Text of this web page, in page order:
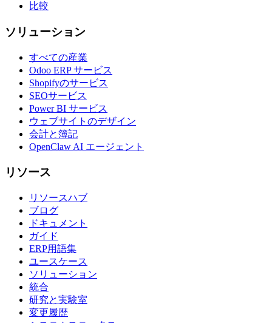
比較
ソリューション
すべての産業
Odoo ERP サービス
Shopifyのサービス
SEOサービス
Power BI サービス
ウェブサイトのデザイン
会計と簿記
OpenClaw AI エージェント
リソース
リソースハブ
ブログ
ドキュメント
ガイド
ERP用語集
ユースケース
ソリューション
統合
研究と実験室
変更履歴